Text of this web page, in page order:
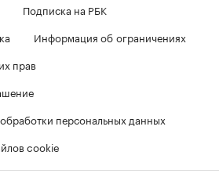
Подписка на РБК
Информация об ограничениях
прав
персональных данных
cookie